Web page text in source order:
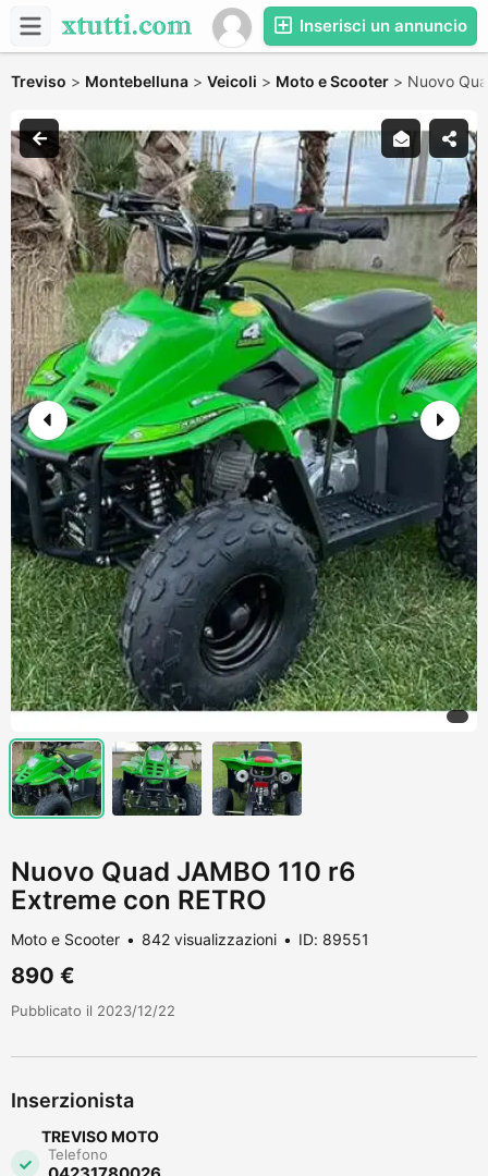
Inserisci un annuncio
Treviso > Montebelluna > Veicoli > Moto e Scooter > Nuovo
Nuovo Quad JAMBO 110 r6
Extreme con RETRO
Moto e Scooter 842 visualizzazioni ID: 89551
890 €
Pubblicato il 2023/12/22
Inserzionista
TREVISO MOTO
Telefono